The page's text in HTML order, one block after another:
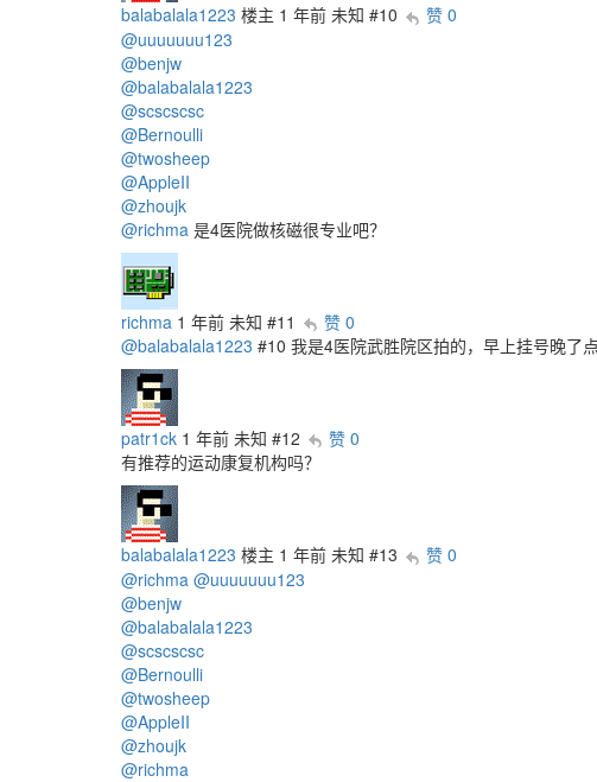
balabalala1223 楼主 1 年前 未知 #10
赞 0
@uuuuuuu123
@benjw
@balabalala1223
@scscscsc
@Bernoulli
@twosheep
@AppleII
@zhoujk
@richma 是4医院做核磁很专业吧？
richma 1 年前 未知 #11
赞 0
@balabalala1223 #10 我是4医院武胜院区拍的，早上挂号晚了
patr1ck 1 年前 未知 #12
赞 0
有推荐的运动康复机构吗？
balabalala1223 楼主 1 年前 未知 #13
赞 0
@richma @uuuuuuu123
@benjw
@balabalala1223
@scscscsc
@Bernoulli
@twosheep
@AppleII
@zhoujk
@richma